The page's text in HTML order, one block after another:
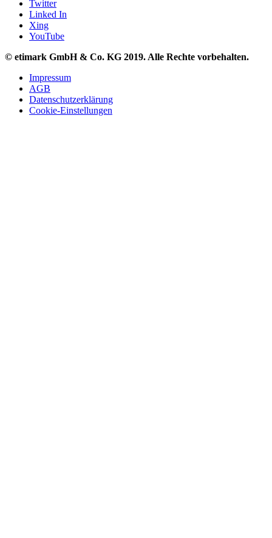
Twitter
Linked In
Xing
YouTube
© etimark GmbH & Co. KG 2019. Alle Rechte vorbehalten.
Impressum
AGB
Datenschutzerklärung
Cookie-Einstellungen